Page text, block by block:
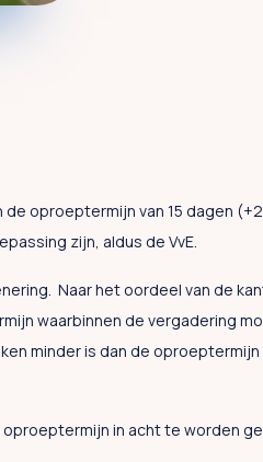
oproeptermijn van 15 dagen
zijn, aldus de VvE.
Naar het oordeel van de
waarbinnen de vergadering
minder is dan de oproeptermijn
in acht te worden